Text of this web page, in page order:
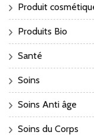
Produit
Produits Bio
Santé
Soins
Soins Anti âge
Soins du Corps